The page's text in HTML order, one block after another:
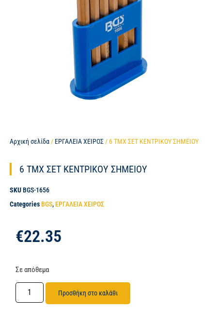
Αρχική σελίδα / ΕΡΓΑΛΕΙΑ ΧΕΙΡΟΣ / 6 ΤΜΧ ΣΕΤ ΚΕΝΤΡΙΚΟΥ ΣΗΜΕΙΟΥ
6 ΤΜΧ ΣΕΤ ΚΕΝΤΡΙΚΟΥ ΣΗΜΕΙΟΥ
SKU BGS-1656
Categories BGS, ΕΡΓΑΛΕΙΑ ΧΕΙΡΟΣ
€22.35
Σε απόθεμα
Προσθήκη στο καλάθι